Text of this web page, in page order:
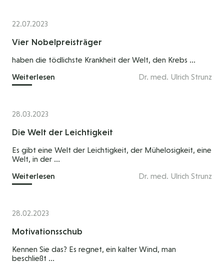
22.07.2023
Vier Nobelpreisträger
haben die tödlichste Krankheit der Welt, den Krebs ...
Weiterlesen
Dr. med. Ulrich Strunz
28.03.2023
Die Welt der Leichtigkeit
Es gibt eine Welt der Leichtigkeit, der Mühelosigkeit, eine
Welt, in der ...
Weiterlesen
Dr. med. Ulrich Strunz
28.02.2023
Motivationsschub
Kennen Sie das? Es regnet, ein kalter Wind, man
beschließt ...